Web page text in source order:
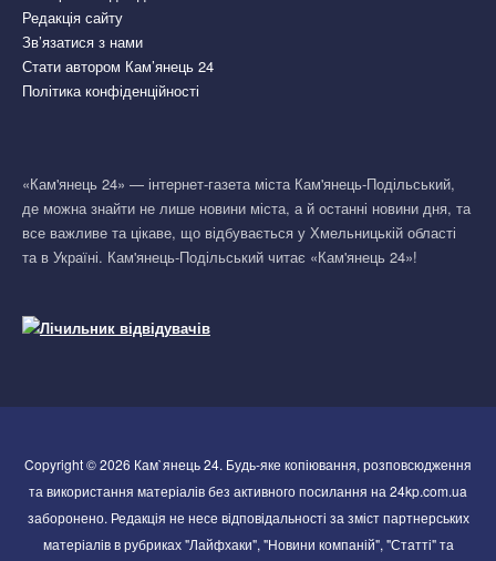
Редакція сайту
Зв’язатися з нами
Стати автором Кам’янець 24
Політика конфіденційності
«Кам'янець 24» — інтернет-газета міста Кам'янець-Подільський,
де можна знайти не лише новини міста, а й останні новини дня, та
все важливе та цікаве, що відбувається у Хмельницькій області
та в Україні. Кам'янець-Подільський читає «Кам'янець 24»!
Copyright © 2026 Кам`янець 24. Будь-яке копіювання, розповсюдження
та використання матеріалів без активного посилання на 24kp.com.ua
заборонено. Редакція не несе відповідальності за зміст партнерських
матеріалів в рубриках "Лайфхаки", "Новини компаній", "Статті" та